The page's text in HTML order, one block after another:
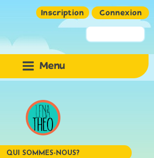
Inscription Connexion
Mot de passe
Menu
QUI SOMMES-NOUS?